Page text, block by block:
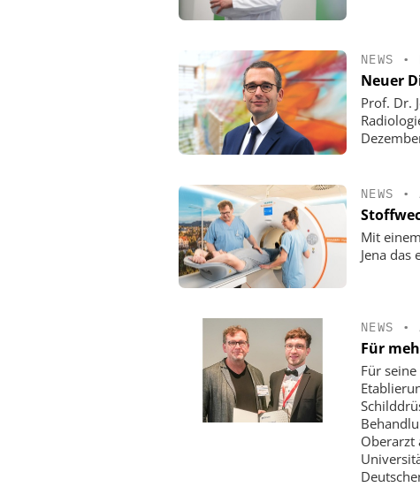
NEWS •
Neuer
Prof. Dr.
NEWS •
Mit
Jena das
NEWS •
Für
Für
Oberarzt